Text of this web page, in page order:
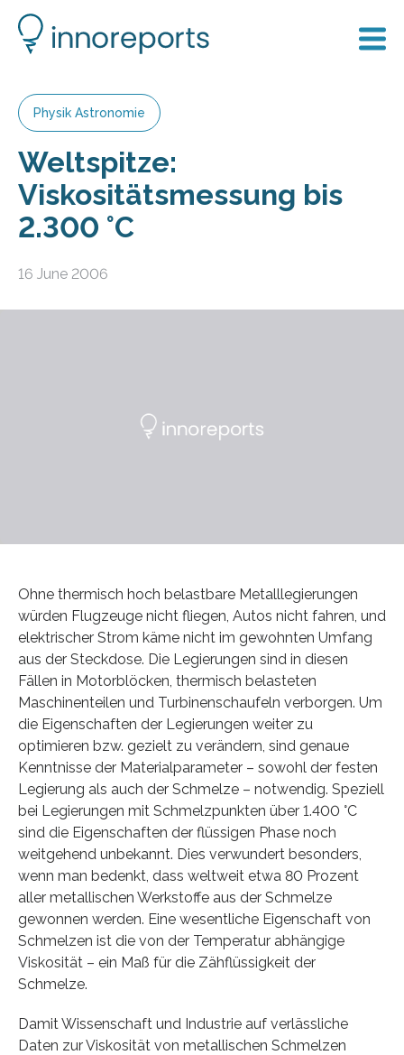
Physik Astronomie
Weltspitze:
Viskositätsmessung bis
2.300 °C
16 June 2006
Ohne thermisch hoch belastbare Metalllegierungen
würden Flugzeuge nicht fliegen, Autos nicht fahren, und
elektrischer Strom käme nicht im gewohnten Umfang
aus der Steckdose. Die Legierungen sind in diesen
Fällen in Motorblöcken, thermisch belasteten
Maschinenteilen und Turbinenschaufeln verborgen. Um
die Eigenschaften der Legierungen weiter zu
optimieren bzw. gezielt zu verändern, sind genaue
Kenntnisse der Materialparameter – sowohl der festen
Legierung als auch der Schmelze – notwendig. Speziell
bei Legierungen mit Schmelzpunkten über 1.400 °C
sind die Eigenschaften der flüssigen Phase noch
weitgehend unbekannt. Dies verwundert besonders,
wenn man bedenkt, dass weltweit etwa 80 Prozent
aller metallischen Werkstoffe aus der Schmelze
gewonnen werden. Eine wesentliche Eigenschaft von
Schmelzen ist die von der Temperatur abhängige
Viskosität – ein Maß für die Zähflüssigkeit der
Schmelze.
Damit Wissenschaft und Industrie auf verlässliche
Daten zur Viskosität von metallischen Schmelzen